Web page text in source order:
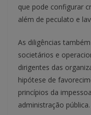
que pode configurar
além de peculato e
As diligências
societários e
dirigentes das
hipótese de
princípios da
administração pública.